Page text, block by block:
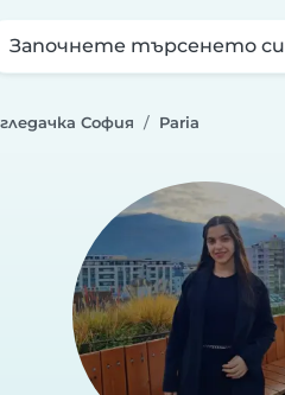
Започнете търсенето си
София Paria